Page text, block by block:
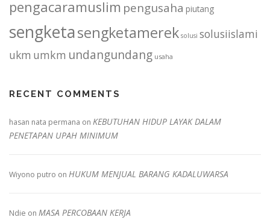
pengacaramuslim pengusaha piutang
sengketasengketamerek solusi solusiislami
ukm umkm undangundang usaha
RECENT COMMENTS
hasan nata permana on KEBUTUHAN HIDUP LAYAK DALAM
PENETAPAN UPAH MINIMUM
Wiyono putro on HUKUM MENJUAL BARANG KADALUWARSA
Ndie on MASA PERCOBAAN KERJA